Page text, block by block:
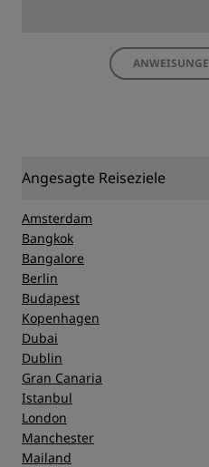
Angesagte Reiseziele
Amsterdam
Bangkok
Bangalore
Berlin
Budapest
Kopenhagen
Dubai
Dublin
Gran Canaria
Istanbul
London
Manchester
Mailand